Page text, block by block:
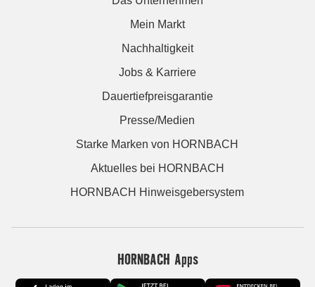
Mein Markt
Nachhaltigkeit
Jobs & Karriere
Dauertiefpreisgarantie
Presse/Medien
Starke Marken von HORNBACH
Aktuelles bei HORNBACH
HORNBACH Hinweisgebersystem
HORNBACH Apps